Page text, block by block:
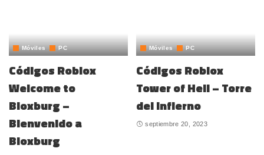
Móviles PC
Códigos Roblox
Welcome to
Bloxburg –
Bienvenido a
Bloxburg
Móviles PC
Códigos Roblox
Tower of Hell – Torre
del Infierno
septiembre 20, 2023